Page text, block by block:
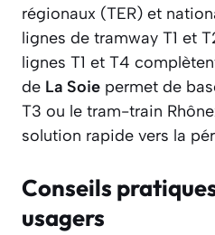
régionaux (TER) et
lignes de tramway T1 et
lignes T1 et T4
de La Soie permet de
T3 ou le tram-train
solution rapide vers la
Conseils
usagers